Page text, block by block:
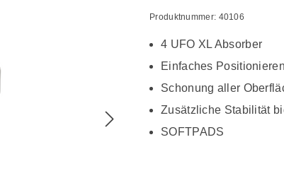
Produktnummer: 40106
4 UFO XL Absorber
Einfaches Positionieren
Schonung aller
Zusätzliche Stabilität
SOFTPADS